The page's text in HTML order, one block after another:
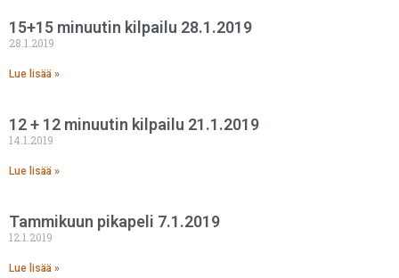
15+15 minuutin kilpailu 28.1.2019
28.1.2019
Lue lisää »
12 + 12 minuutin kilpailu 21.1.2019
14.1.2019
Lue lisää »
Tammikuun pikapeli 7.1.2019
12.1.2019
Lue lisää »